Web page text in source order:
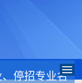
停招专业名